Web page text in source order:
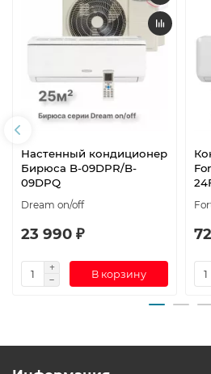
Настенный кондиционер
Бирюса B-09DPR/B-
09DPQ
Dream on/off
23 990 ₽
В корзину